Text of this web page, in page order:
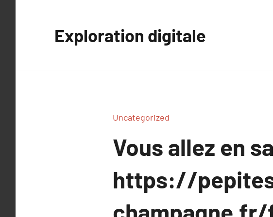
Exploration digitale
Uncategorized
Vous allez en
https://